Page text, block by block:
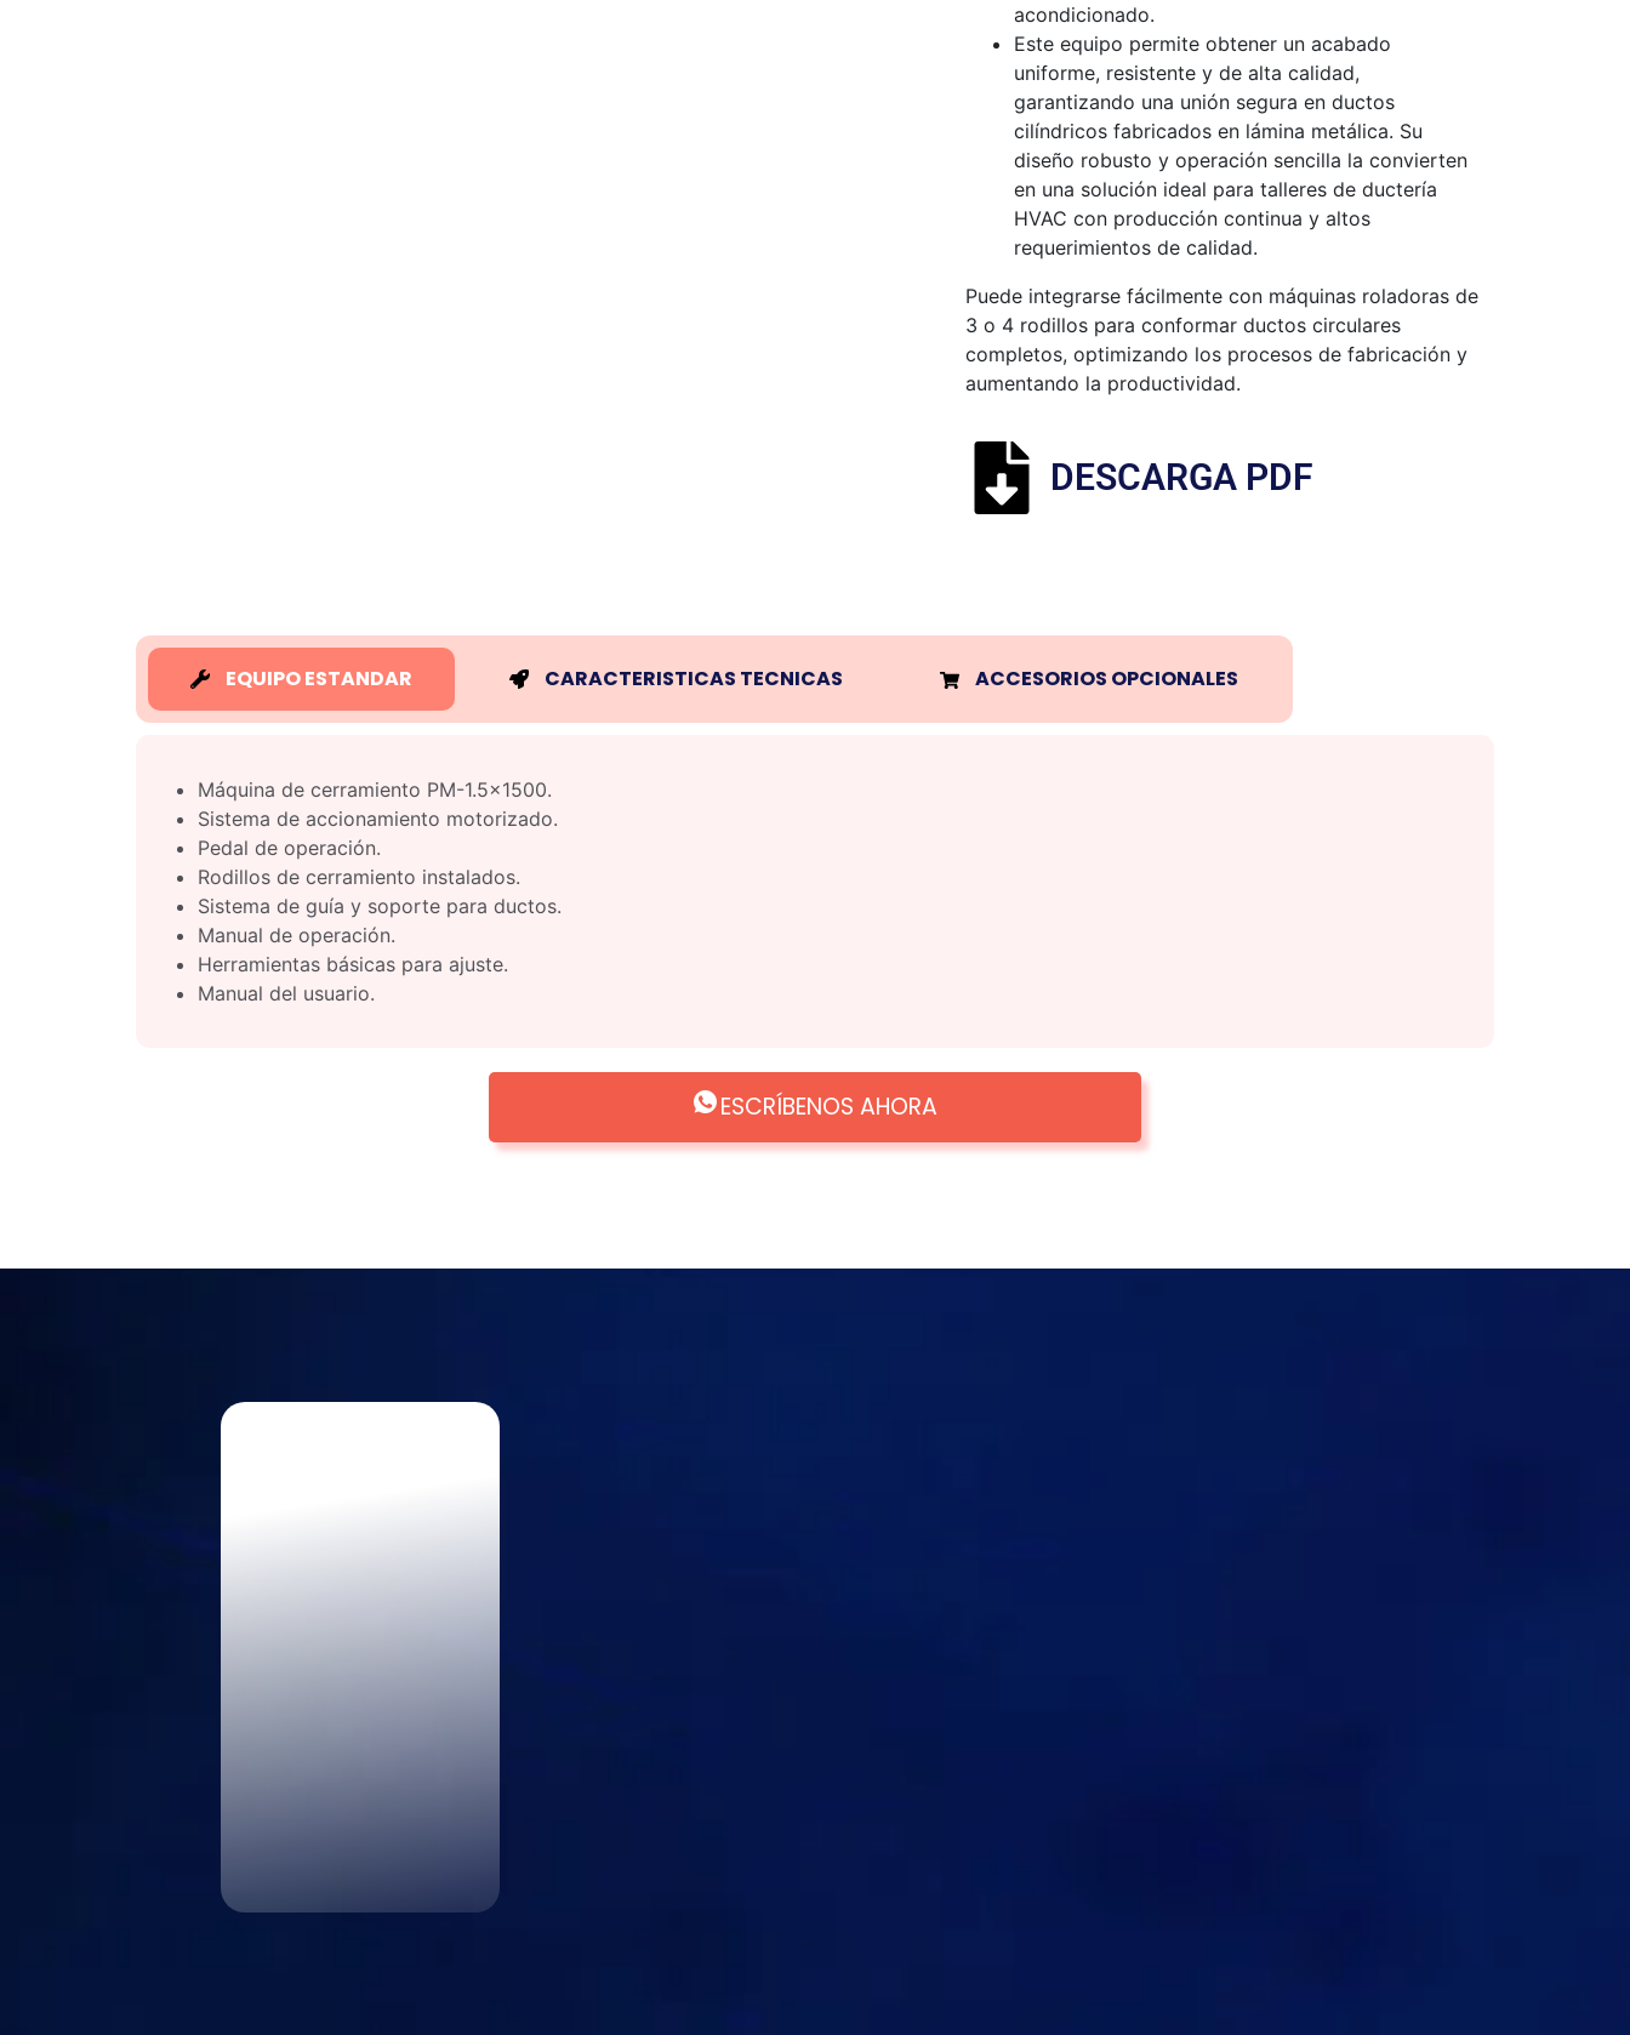
acondicionado.
Este equipo permite obtener un acabado
uniforme, resistente y de alta calidad,
garantizando una unión segura en ductos
cilíndricos fabricados en lámina metálica. Su
diseño robusto y operación sencilla la convierten
en una solución ideal para talleres de ductería
HVAC con producción continua y altos
requerimientos de calidad.
Puede integrarse fácilmente con máquinas roladoras de
3 o 4 rodillos para conformar ductos circulares
completos, optimizando los procesos de fabricación y
aumentando la productividad.
DESCARGA PDF
EQUIPO ESTANDAR CARACTERISTICAS TECNICAS ACCESORIOS OPCIONALES
Máquina de cerramiento PM-1.5×1500.
Sistema de accionamiento motorizado.
Pedal de operación.
Rodillos de cerramiento instalados.
Sistema de guía y soporte para ductos.
Manual de operación.
Herramientas básicas para ajuste.
Manual del usuario.
ESCRÍBENOS AHORA